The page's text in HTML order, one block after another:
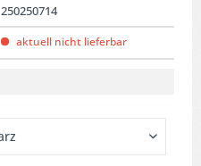
250250714
aktuell nicht lieferbar